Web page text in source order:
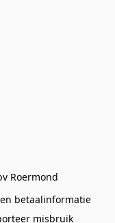
Roermond
betaalinformatie
misbruik